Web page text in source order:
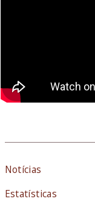
Notícias
Estatísticas